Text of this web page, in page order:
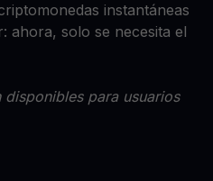
instantáneas
ahora, solo se necesita el
para usuarios